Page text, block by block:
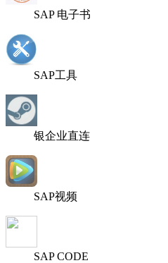
SAP 电子书
SAP工具
银企业直连
SAP视频
SAP CODE